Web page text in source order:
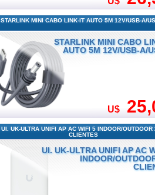
STARLINK MINI CABO LINK-IT AUTO 5M 12V/USB-A/
U$
STARLINK MINI CABO
AUTO 5M 12V/USB-A/
UI. UK-ULTRA UNIFI AP AC WIFI 5 INDOOR/OUTDOOR
CLIENTES
UI. UK-ULTRA UNIFI AP AC
INDOOR/